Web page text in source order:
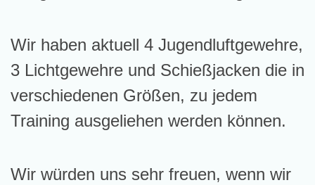
Wir haben aktuell 4 Jugendluftgewehre,
3 Lichtgewehre und Schießjacken die in
verschiedenen Größen, zu jedem
Training ausgeliehen werden können.
Wir würden uns sehr freuen, wenn wir